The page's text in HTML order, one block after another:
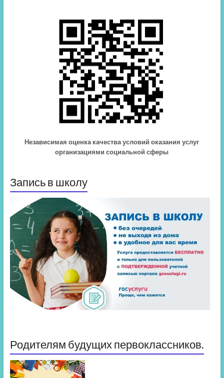
Независимая оценка качества условий оказания услуг
организациями социальной сферы
Запись в школу
Родителям будущих первоклассников.